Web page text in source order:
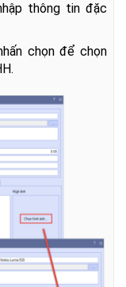
thông tin đặc
chọn để chọn